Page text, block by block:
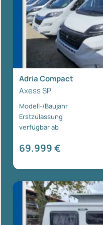
Adria Compact
Axess SP
Modell-/Baujahr
Erstzulassung
verfügbar ab
69.999 €